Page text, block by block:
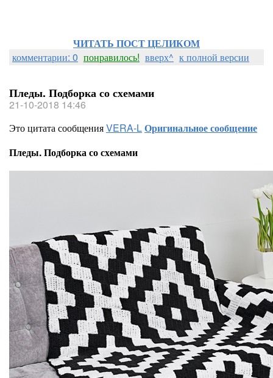
ЧИТАТЬ ПОСТ ЦЕЛИКОМ
комментарии: 0 понравилось! вверх^ к полной версии
Пледы. Подборка со схемами
21-10-2018 14:46
Это цитата сообщенияVERA-LОригинальное сообщение
Пледы. Подборка со схемами